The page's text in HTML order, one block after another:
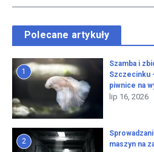
Polecane artykuły
1
Szamba i
Szczecinku
piwnice na
lip 16, 2026
2
maszyn na